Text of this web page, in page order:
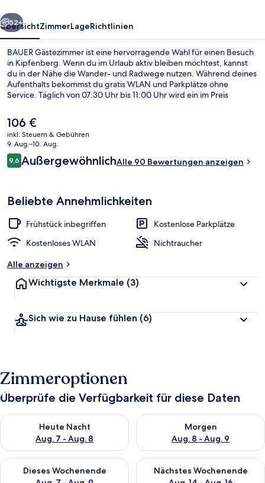
Weiter
52+
ÜbersichtZimmerLageRichtlinien
BAUER Gästezimmer ist eine hervorragende Wahl für einen Besuch
in Kipfenberg. Wenn du im Urlaub aktiv bleiben möchtest, kannst
du in der Nähe die Wander- und Radwege nutzen. Während deines
Aufenthalts bekommst du gratis WLAN und Parkplätze ohne
Service. Täglich von 07:30 Uhr bis 11:00 Uhr wird ein im Preis
Der
aktuelle
Preis
beträgt
106 €.
106 €
inkl. Steuern & Gebühren
9. Aug.–10. Aug.
Bewertungen
9,69,6 von 10.
AußergewöhnlichAlle 90 Bewertungen anzeigen
Beliebte Annehmlichkeiten
Frühstück inbegriffen
Kostenlose Parkplätze
Kostenloses WLAN
Nichtraucher
Alle anzeigen
Wichtigste Merkmale (3)
Sich wie zu Hause fühlen (6)
Zimmeroptionen
Überprüfe die Verfügbarkeit für diese Daten
Heute Nacht
Aug. 7 - Aug. 8
Überprüfe die Verfügbarkeit für heute Nacht, Aug. 7 - Aug. 8.
Morgen
Aug. 8 - Aug. 9
Überprüfe die Verfügbarkeit
Dieses Wochenende
Überprüfe die Verfügbarkeit für dieses Wochenende, Aug. 7
Nächstes Wochenende
Überprüfe die Verfügbarkeit